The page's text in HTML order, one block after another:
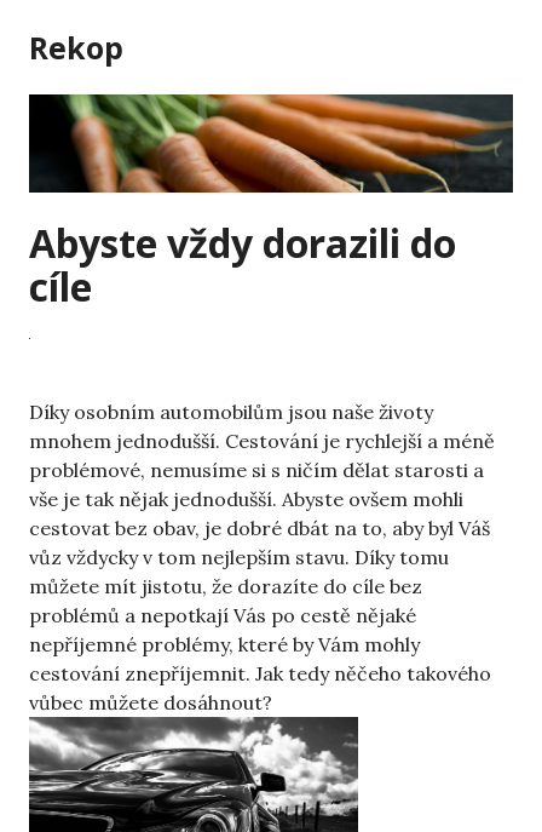
to
Rekop
Abyste vždy dorazili do
cíle
Díky osobním automobilům jsou naše životy
mnohem jednodušší. Cestování je rychlejší a méně
problémové, nemusíme si s ničím dělat starosti a
vše je tak nějak jednodušší. Abyste ovšem mohli
cestovat bez obav, je dobré dbát na to, aby byl Váš
vůz vždycky v tom nejlepším stavu. Díky tomu
můžete mít jistotu, že dorazíte do cíle bez
problémů a nepotkají Vás po cestě nějaké
nepříjemné problémy, které by Vám mohly
cestování znepříjemnit. Jak tedy něčeho takového
vůbec můžete dosáhnout?